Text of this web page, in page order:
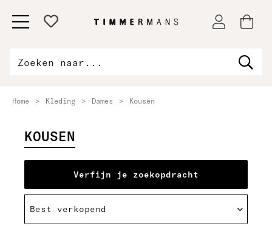
Home > Kleding > Dames > Kousen
KOUSEN
Verfijn je zoekopdracht
Type